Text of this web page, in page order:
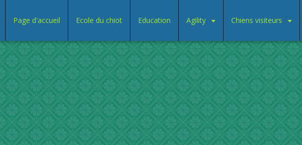
Page d'accueil Ecole du chiot Education Agility Chiens visiteurs